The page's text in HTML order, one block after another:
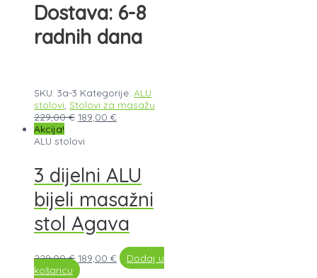
Dostava: 6-8
radnih dana
SKU: 3a-3 Kategorije: ALU
stolovi, Stolovi za masažu
229,00€ 189,00 €
Akcija!
ALU stolovi
3 dijelni ALU
bijeli masažni
stol Agava
229,00€ 189,00 €
Dodaj u
košaricu